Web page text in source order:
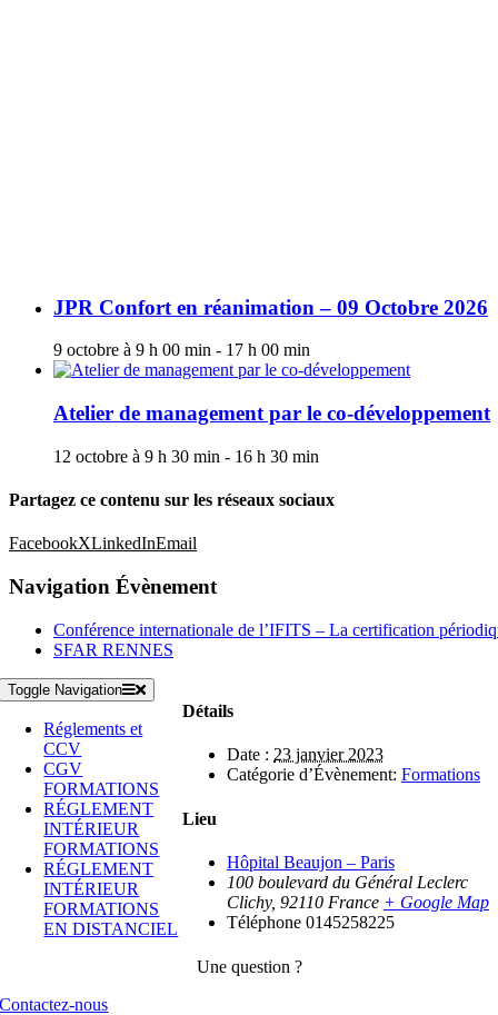
JPR Confort en réanimation – 09 Octobre 2026
9 octobre à 9 h 00 min - 17 h 00 min
Atelier de management par le co-développement
12 octobre à 9 h 30 min - 16 h 30 min
Partagez ce contenu sur les réseaux sociaux
FacebookXLinkedInEmail
Navigation Évènement
Conférence internationale de l’IFITS – La certification
SFAR RENNES
Détails
Date : 23 janvier 2023
Catégorie d’Évènement: Formations
Lieu
Hôpital Beaujon – Paris
100 boulevard du Général Leclerc
Clichy, 92110 France + Google Map
Téléphone 0145258225
Toggle Navigation
Réglements et
CCV
CGV
FORMATIONS
RÉGLEMENT
INTÉRIEUR
FORMATIONS
RÉGLEMENT
INTÉRIEUR
FORMATIONS
EN DISTANCIEL
Une question ?
Contactez-nous